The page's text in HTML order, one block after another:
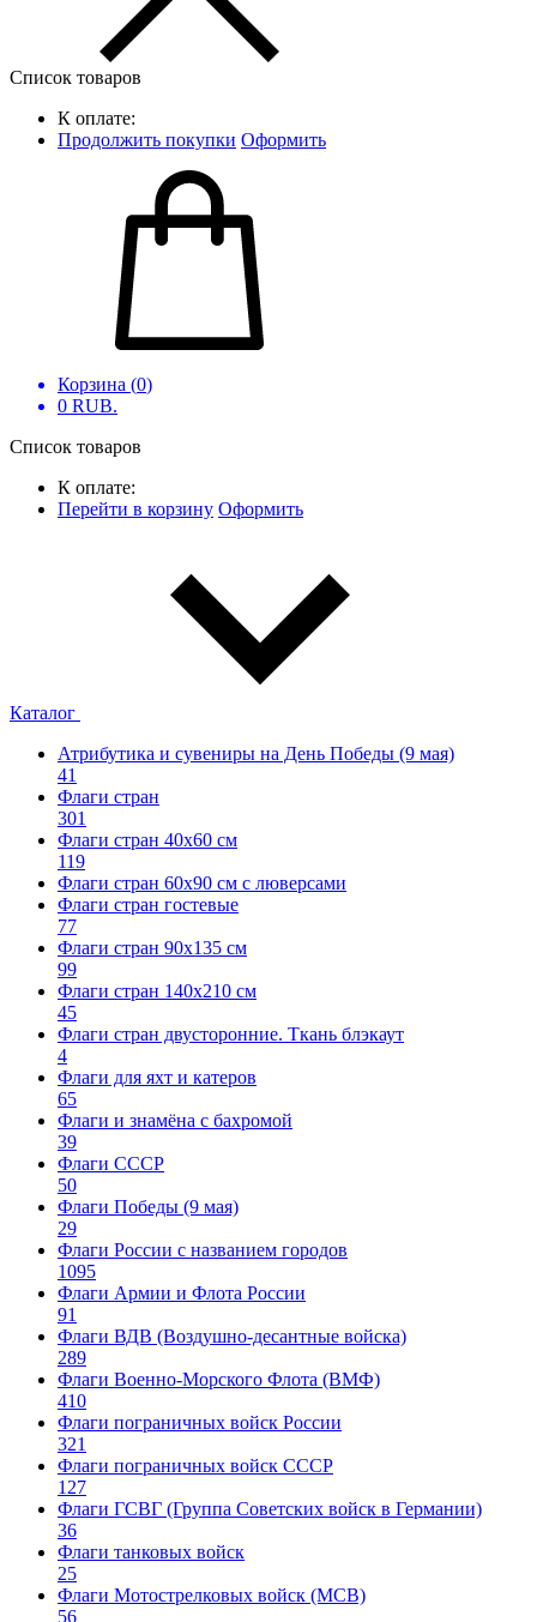
Список товаров
К оплате:
Продолжить покупки Оформить
Корзина (0)
0 RUB.
Список товаров
К оплате:
Перейти в корзину Оформить
Каталог
Атрибутика и сувениры на День Победы (9 мая)
41
Флаги стран
301
Флаги стран 40х60 см
119
Флаги стран 60x90 см с люверсами
Флаги стран гостевые
77
Флаги стран 90х135 см
99
Флаги стран 140х210 см
45
Флаги стран двусторонние. Ткань блэкаут
4
Флаги для яхт и катеров
65
Флаги и знамёна с бахромой
39
Флаги СССР
50
Флаги Победы (9 мая)
29
Флаги России с названием городов
1095
Флаги Армии и Флота России
91
Флаги ВДВ (Воздушно-десантные войска)
289
Флаги Военно-Морского Флота (ВМФ)
410
Флаги пограничных войск России
321
Флаги пограничных войск СССР
127
Флаги ГСВГ (Группа Советских войск в Германии)
36
Флаги танковых войск
25
Флаги Мотострелковых войск (МСВ)
56